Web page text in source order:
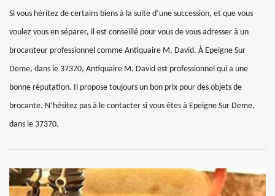
Si vous héritez de certains biens à la suite d’une succession, et que vous
voulez vous en séparer, il est conseillé pour vous de vous adresser à un
brocanteur professionnel comme Antiquaire M. David. À Epeigne Sur
Deme, dans le 37370, Antiquaire M. David est professionnel qui a une
bonne réputation. Il propose toujours un bon prix pour des objets de
brocante. N’hésitez pas à le contacter si vous êtes à Epeigne Sur Deme,
dans le 37370.